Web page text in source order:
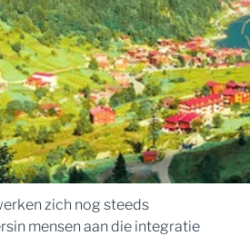
zich nog steeds
mensen aan die integratie